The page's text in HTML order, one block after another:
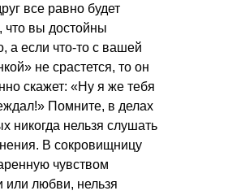
все равно будет
что вы достойны
а если что-то с вашей
не срастется, то он
скажет: «Ну я же тебя
Помните, в делах
никогда нельзя слушать
В сокровищницу
чувством
или любви, нельзя